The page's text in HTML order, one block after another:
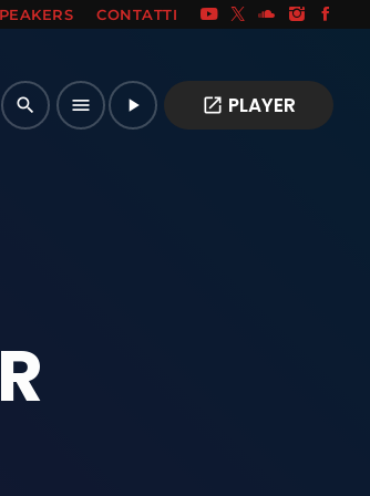
CONTATTI
search menu play_arrow open_in_new PLAYER